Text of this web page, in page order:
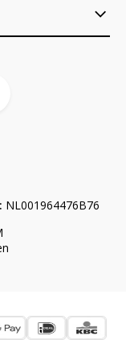
NL001964476B76